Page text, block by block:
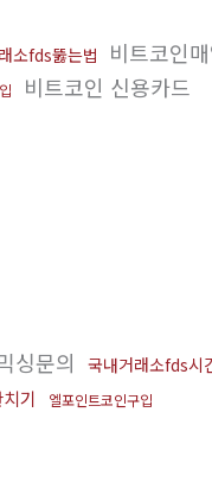
소fds뚫는법 비트코인
비트코인 신용카드
싱문의 국내거래소fds시
기
엘포인트코인구입